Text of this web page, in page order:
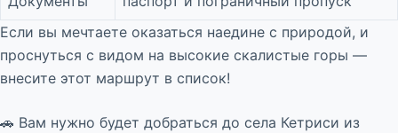
Если вы мечтаете оказаться наедине с природой, и
проснуться с видом на высокие скалистые горы —
внесите этот маршрут в список!
🚗 Вам нужно будет добраться до села Кетриси из